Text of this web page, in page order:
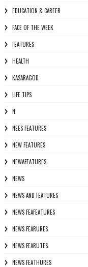
EDUCATION & CAREER
FACE OF THE WEEK
FEATURES
HEALTH
KASARAGOD
LIFE TIPS
N
NEES FEATURES
NEW FEATURES
NEWAFEATURES
NEWS
NEWS AND FEATURES
NEWS FEAFEATURES
NEWS FEARURES
NEWS FEARUTES
NEWS FEATHURES